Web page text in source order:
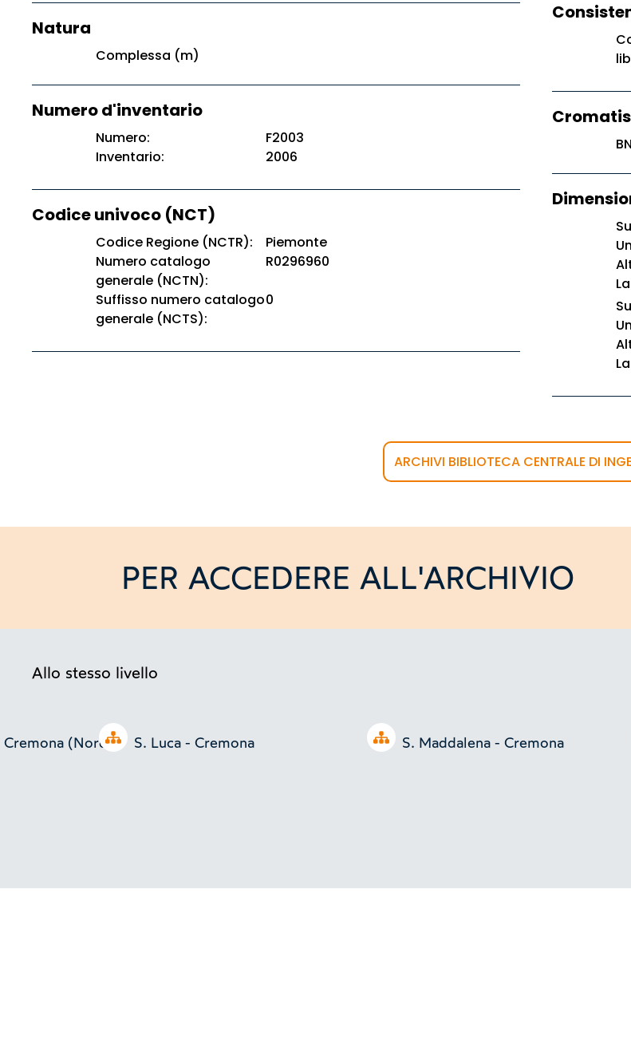
Natura
Complessa (m)
Numero d'inventario
Numero:
F2003
Inventario:
2006
Codice univoco (NCT)
Codice Regione (NCTR):
Piemonte
Numero catalogo
generale (NCTN):
R0296960
Suffisso numero catalogo
generale (NCTS):
0
BN
ARCHIVI BIBLIOTECA CENTRALE DI
PER ACCEDERE ALL'ARCHIVIO
Allo stesso livello
Open tree
Cremona (Nord) Open tree
S. Luca - Cremona S. Maddalena - Cremona